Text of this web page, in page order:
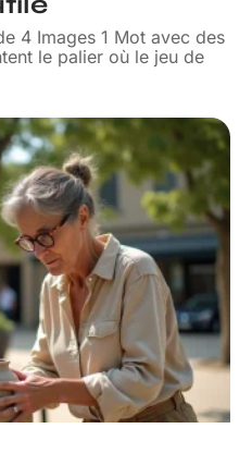
4 Images 1 Mot avec des
le palier où le jeu de